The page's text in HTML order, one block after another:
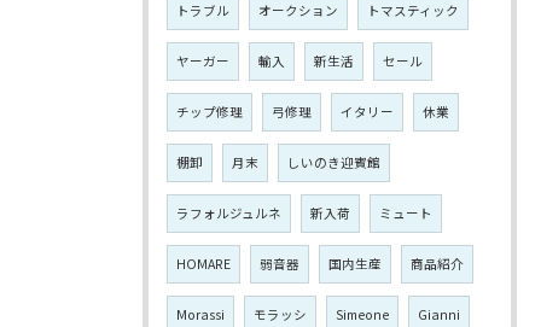
トラブル オークション トマスティック
ヤーガー 輸入 新生活 セール
チップ修理 弓修理 イタリー 休業
棚卸 月末 しいのき迎賓館
ラフォルジュルネ 新入荷 ミュート
HOMARE 弱音器 国内生産 商品紹介
Morassi モラッシ Simeone Gianni